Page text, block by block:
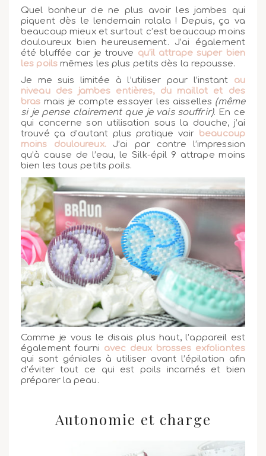
Quel bonheur de ne plus avoir les jambes qui
piquent dès le lendemain rolala ! Depuis, ça va
beaucoup mieux et surtout c’est beaucoup moins
douloureux bien heureusement. J’ai également
été bluffée car je trouve qu’il attrape super bien
les poilsmêmes les plus petits dès la repousse.
Je me suis limitée à l’utiliser pour l’instant au
niveau des jambes entières, du maillot et des
bras mais je compte essayer les aisselles (même
si je pense clairement que je vais souffrir). En ce
qui concerne son utilisation sous la douche, j’ai
trouvé ça d’autant plus pratique voir beaucoup
moins douloureux.J’ai par contre l’impression
qu’à cause de l’eau, le Silk-épil 9 attrape moins
bien les tous petits poils.
Comme je vous le disais plus haut, l’appareil est
également fourni avec deux brosses exfoliantes
qui sont géniales à utiliser avant l’épilation afin
d’éviter tout ce qui est poils incarnés et bien
préparer la peau.
Autonomie et charge